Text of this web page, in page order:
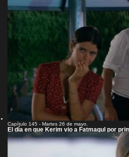
Capítulo 145 - Martes 26 de mayo.
El día en que Kerim vio a Fatmagul por